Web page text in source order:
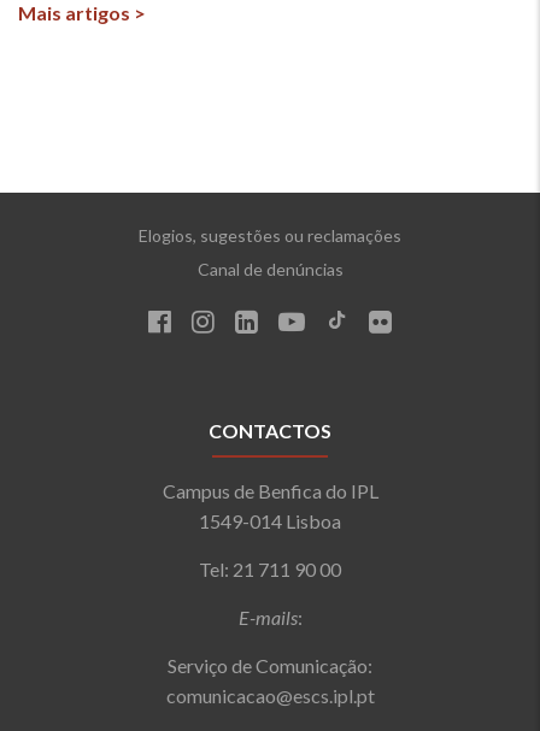
Mais artigos >
Elogios, sugestões ou reclamações
Canal de denúncias
CONTACTOS
Campus de Benfica do IPL
1549-014 Lisboa
Tel: 21 711 90 00
E-mails:
Serviço de Comunicação:
comunicacao@escs.ipl.pt